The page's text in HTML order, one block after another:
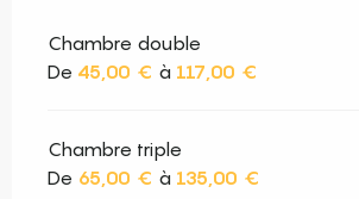
Chambre double
De 45,00 € à 117,00 €
Chambre triple
De 65,00 € à 135,00 €